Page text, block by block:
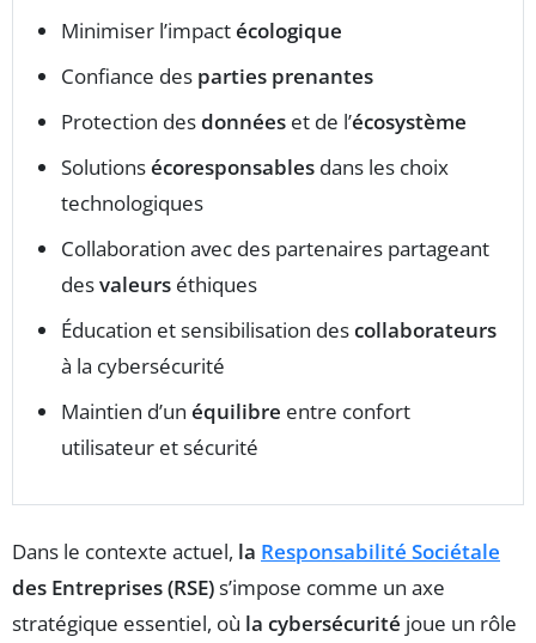
Minimiser l’impactécologique
Confiance des parties prenantes
Protection desdonnées et de l’écosystème
Solutionsécoresponsables dans les choix
technologiques
Collaboration avec des partenaires partageant
desvaleurs éthiques
Éducation et sensibilisation descollaborateurs
à la cybersécurité
Maintien d’un équilibre entre confort
utilisateur et sécurité
Dans le contexte actuel, la Responsabilité Sociétale
des Entreprises (RSE)s’impose comme un axe
stratégique essentiel, où la cybersécurité joue un rôle